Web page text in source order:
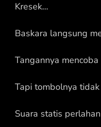
Kresek…
Baskara langsung
Tangannya
Tapi tombolnya
Suara statis